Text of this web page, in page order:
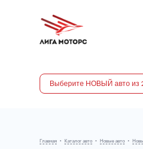
Выберите НОВЫЙ авто из
Главная • Каталог авто • Новые авто •